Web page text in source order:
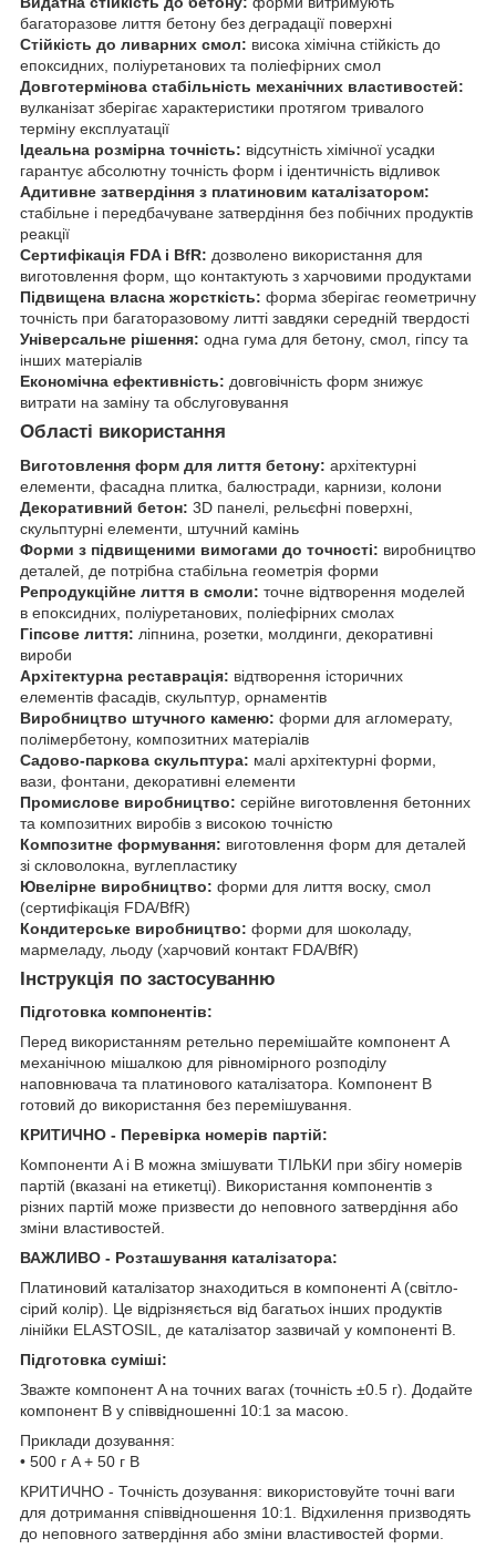
багаторазове лиття бетону без деградації поверхні
Стійкість до ливарних смол: висока хімічна стійкість до
епоксидних, поліуретанових та поліефірних смол
Довготермінова стабільність механічних властивостей:
вулканізат зберігає характеристики протягом тривалого
терміну експлуатації
Ідеальна розмірна точність: відсутність хімічної усадки
гарантує абсолютну точність форм і ідентичність відливок
Адитивне затвердіння з платиновим каталізатором:
стабільне і передбачуване затвердіння без побічних продуктів
реакції
Сертифікація FDA і BfR: дозволено використання для
виготовлення форм, що контактують з харчовими продуктами
Підвищена власна жорсткість: форма зберігає геометричну
точність при багаторазовому литті завдяки середній твердості
Універсальне рішення: одна гума для бетону, смол, гіпсу та
інших матеріалів
Економічна ефективність: довговічність форм знижує
витрати на заміну та обслуговування
Області використання
Виготовлення форм для лиття бетону: архітектурні
елементи, фасадна плитка, балюстради, карнизи, колони
Декоративний бетон: 3D панелі, рельєфні поверхні,
скульптурні елементи, штучний камінь
Форми з підвищеними вимогами до точності: виробництво
деталей, де потрібна стабільна геометрія форми
Репродукційне лиття в смоли: точне відтворення моделей
в епоксидних, поліуретанових, поліефірних смолах
Гіпсове лиття: ліпнина, розетки, молдинги, декоративні
вироби
Архітектурна реставрація: відтворення історичних
елементів фасадів, скульптур, орнаментів
Виробництво штучного каменю: форми для агломерату,
полімербетону, композитних матеріалів
Садово-паркова скульптура: малі архітектурні форми,
вази, фонтани, декоративні елементи
Промислове виробництво: серійне виготовлення бетонних
та композитних виробів з високою точністю
Композитне формування: виготовлення форм для деталей
зі скловолокна, вуглепластику
Ювелірне виробництво: форми для лиття воску, смол
(сертифікація FDA/BfR)
Кондитерське виробництво: форми для шоколаду,
мармеладу, льоду (харчовий контакт FDA/BfR)
Інструкція по застосуванню
Підготовка компонентів:
Перед використанням ретельно перемішайте компонент A
механічною мішалкою для рівномірного розподілу
наповнювача та платинового каталізатора. Компонент B
готовий до використання без перемішування.
КРИТИЧНО - Перевірка номерів партій:
Компоненти A і B можна змішувати ТІЛЬКИ при збігу номерів
партій (вказані на етикетці). Використання компонентів з
різних партій може призвести до неповного затвердіння або
зміни властивостей.
ВАЖЛИВО - Розташування каталізатора:
Платиновий каталізатор знаходиться в компоненті A (світло-
сірий колір). Це відрізняється від багатьох інших продуктів
лінійки ELASTOSIL, де каталізатор зазвичай у компоненті B.
Підготовка суміші:
Зважте компонент A на точних вагах (точність ±0.5 г). Додайте
компонент B у співвідношенні 10:1 за масою.
Приклади дозування:
• 500 г A + 50 г B
КРИТИЧНО - Точність дозування: використовуйте точні ваги
для дотримання співвідношення 10:1. Відхилення призводять
до неповного затвердіння або зміни властивостей форми.